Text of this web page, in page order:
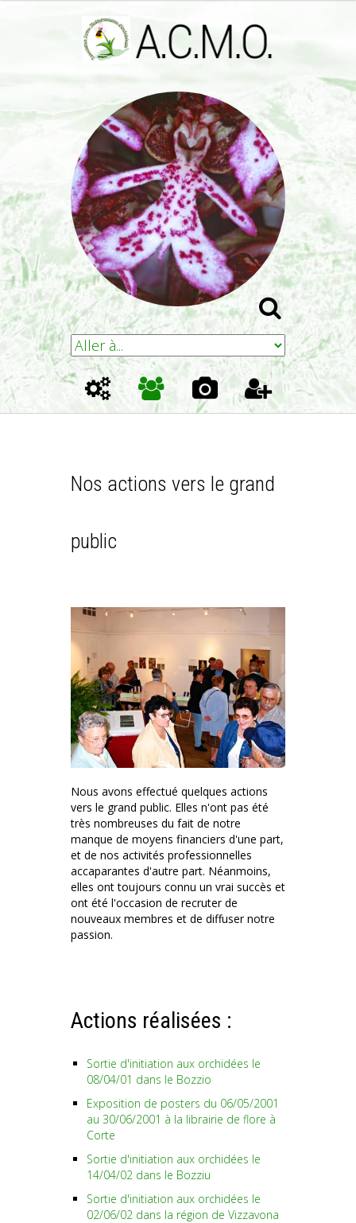
Nos actions vers le grand
public
Nous avons effectué quelques actions
vers le grand public. Elles n'ont pas été
très nombreuses du fait de notre
manque de moyens financiers d'une part,
et de nos activités professionnelles
accaparantes d'autre part. Néanmoins,
elles ont toujours connu un vrai succès et
ont été l'occasion de recruter de
nouveaux membres et de diffuser notre
passion.
Actions réalisées :
Sortie d'initiation aux orchidées le
08/04/01 dans le Bozzio
Exposition de posters du 06/05/2001
au 30/06/2001 à la librairie de flore à
Corte
Sortie d'initiation aux orchidées le
14/04/02 dans le Bozziu
Sortie d'initiation aux orchidées le
02/06/02 dans la région de Vizzavona